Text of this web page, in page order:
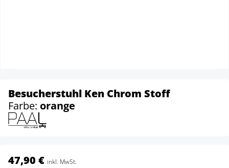
Besucherstuhl Ken Chrom Stoff
Farbe: orange
47,90 € inkl. MwSt.